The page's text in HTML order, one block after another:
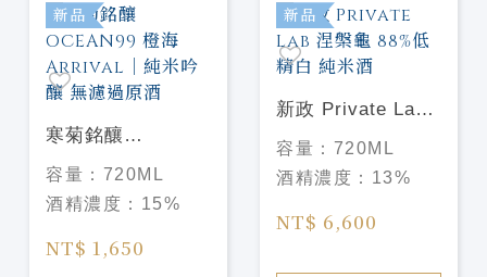
新品
寒菊銘釀
OCEAN99 橙海
Arrival｜純米吟釀
無濾過原酒
容量： 720ML
酒精濃度： 15%
NT$ 1,650
新品
新政 Private Lab
涅槃龜 88%低精白
純米酒
容量： 720ML
酒精濃度： 13%
NT$ 6,600